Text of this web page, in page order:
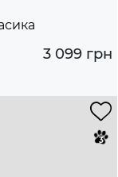
3 099 грн